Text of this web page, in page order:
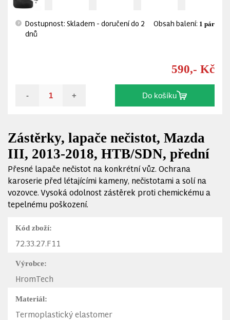
Zástěrky, lapače nečistot, Mazda
III, 2013-2018, HTB/SDN, přední
Přesné lapače nečistot na konkrétní vůz. Ochrana
karoserie před létajícími kameny, nečistotami a solí na
vozovce. Vysoká odolnost zástěrek proti chemickému a
tepelnému poškození.
Kód zboží:
72.33.27.F11
Výrobce:
HromTech
Materiál:
Termoplastický elastomer
?
Dostupnost: Skladem - doručení do 2
dnů
Obsah balení: 1 pár
590,- Kč
- + Do košíku